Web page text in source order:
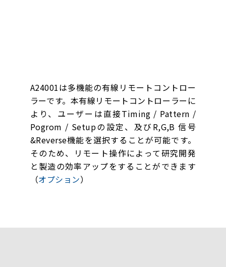
A24001は多機能の有線リモートコントロー
ラーです。本有線リモートコントローラーに
より、ユーザーは直接Timing / Pattern /
Pogrom / Setupの設定、及びR,G,B 信号
&Reverse機能を選択することが可能です。
そのため、リモート操作によって研究開発
と製造の効率アップをすることができます
（オプション）